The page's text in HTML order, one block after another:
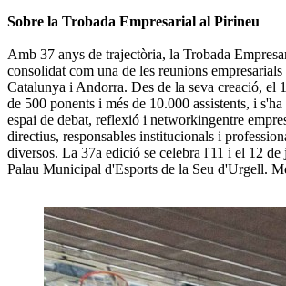
Sobre la Trobada Empresarial al Pirineu
Amb 37 anys de trajectòria, la Trobada
consolidat com una de les reunions
Catalunya i Andorra. Des de la seva creació, el
de 500 ponents i més de 10.000 assistents, i
espai de debat, reflexió i networkingentre
directius, responsables institucionals i
diversos. La 37a edició se celebra l'11 i el 12
Palau Municipal d'Esports de la Seu d'Urgell.